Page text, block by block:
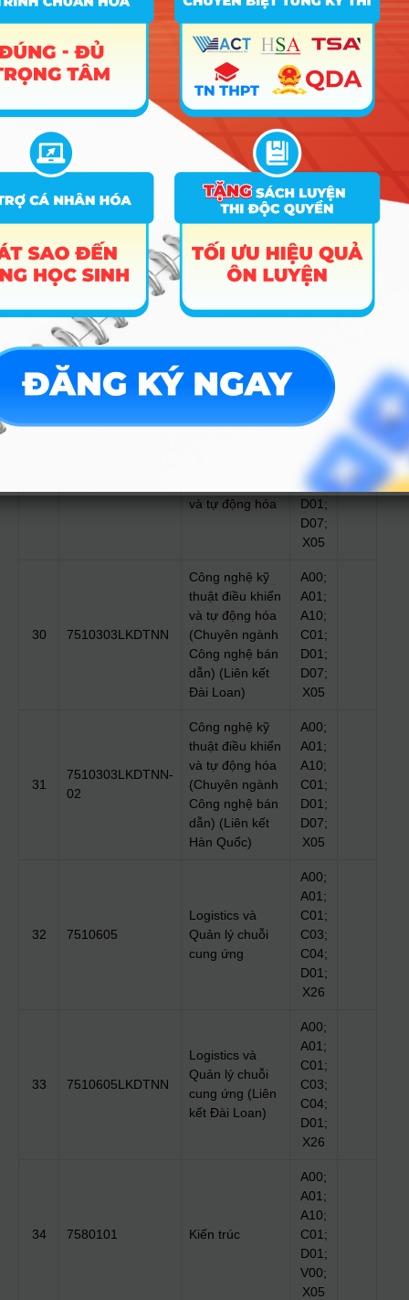
Công nghệ kỹ
thuật cơ điện tử
C01;
D01;
D07;
X05
Công nghệ kỹ
thuật ô tô
A01;
D01;
D07;
7510301
Công nghệ kỹ
tử
A00;
A10;
D01;
D07;
và tự động hóa
A00;
A01;
A10;
D01;
D07;
X05
30 7510303LKDTNN
Công nghệ kỹ
thuật điều khiển
và tự động hóa
(Chuyên ngành
Công nghệ bán
dẫn) (Liên kết
Đài Loan)
A00;
A01;
A10;
C01;
D01;
D07;
X05
31
7510303LKDTNN-
02
Công nghệ kỹ
thuật điều khiển
và tự động hóa
(Chuyên ngành
Công nghệ bán
dẫn) (Liên kết
Hàn Quốc)
A00;
A01;
A10;
C01;
D01;
D07;
X05
32 7510605
Logistics và
Quản lý chuỗi
cung ứng
A00;
A01;
C01;
C03;
C04;
D01;
X26
33 7510605LKDTNN
Logistics và
Quản lý chuỗi
cung ứng (Liên
kết Đài Loan)
A00;
A01;
C01;
C03;
C04;
D01;
X26
34 7580101 Kiến trúc
A00;
A01;
A10;
C01;
D01;
V00;
X05